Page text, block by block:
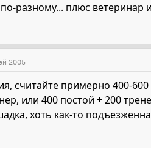
разному... плюс ветеринар
2005
считайте примерно 400-
или 400 постой + 200
хоть как-то